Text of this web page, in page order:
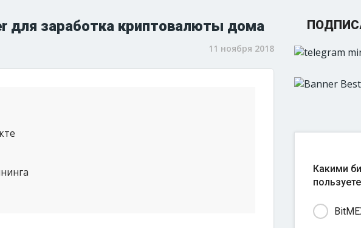
для заработка криптовалюты дома
11 ноября 2018
Какими